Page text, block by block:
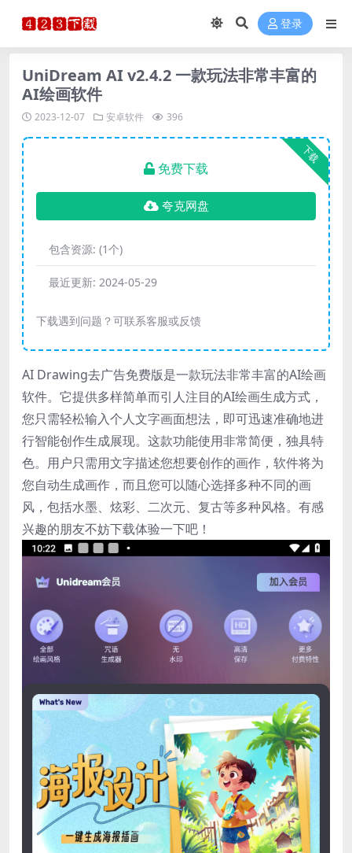
登录
UniDream AI v2.4.2 一款玩法非常丰富的
AI绘画软件
2023-12-07 安卓软件 396
下载
免费下载
夸克网盘
包含资源: (1个)
最近更新: 2024-05-29
下载遇到问题？可联系客服或反馈
AI Drawing去广告免费版是一款玩法非常丰富的AI绘画
软件。它提供多样简单而引人注目的AI绘画生成方式，
您只需轻松输入个人文字画面想法，即可迅速准确地进
行智能创作生成展现。这款功能使用非常简便，独具特
色。用户只需用文字描述您想要创作的画作，软件将为
您自动生成画作，而且您可以随心选择多种不同的画
风，包括水墨、炫彩、二次元、复古等多种风格。有感
兴趣的朋友不妨下载体验一下吧！